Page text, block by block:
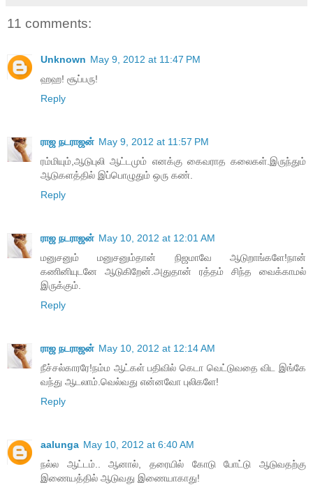
11 comments:
Unknown May 9, 2012 at 11:47 PM
ஹஹ! சூப்பரு!
Reply
ராஜ நடராஜன் May 9, 2012 at 11:57 PM
ரம்மியும்,ஆடுபுலி ஆட்டமும் எனக்கு கைவராத கலைகள்.இருந்தும்
ஆடுகளத்தில் இப்பொழுதும் ஒரு கண்.
Reply
ராஜ நடராஜன் May 10, 2012 at 12:01 AM
மனுசனும் மனுசனும்தான் நிஜமாவே ஆடுறாங்களே!நான்
கணினியுடனே ஆடுகிறேன்.அதுதான் ரத்தம் சிந்த வைக்காமல்
இருக்கும்.
Reply
ராஜ நடராஜன் May 10, 2012 at 12:14 AM
நீச்சல்காரரே!நம்ம ஆட்கள் பதிவில் கெடா வெட்டுவதை விட இங்கே
வந்து ஆடலாம்.வெல்வது என்னவோ புலிகளே!
Reply
aalunga May 10, 2012 at 6:40 AM
நல்ல ஆட்டம்.. ஆனால், தரையில் கோடு போட்டு ஆடுவதற்கு
இணையத்தில் ஆடுவது இணையாகாது!